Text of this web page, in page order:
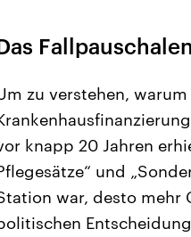
zu verstehen,
knapp 20 Jahren
und
war, desto mehr